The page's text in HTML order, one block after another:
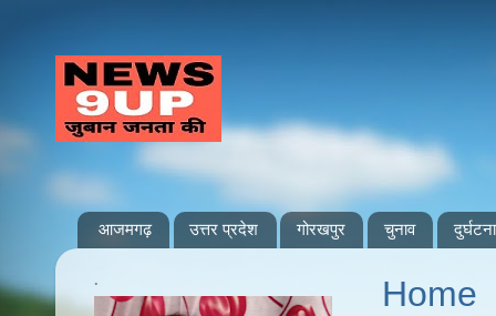
आजमगढ़ उत्तर प्रदेश गोरखपुर चुनाव दुर्घटना
Home
.